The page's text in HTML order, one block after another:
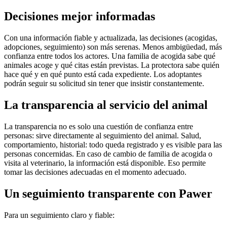
Decisiones mejor informadas
Con una información fiable y actualizada, las decisiones (acogidas,
adopciones, seguimiento) son más serenas. Menos ambigüedad, más
confianza entre todos los actores. Una familia de acogida sabe qué
animales acoge y qué citas están previstas. La protectora sabe quién
hace qué y en qué punto está cada expediente. Los adoptantes
podrán seguir su solicitud sin tener que insistir constantemente.
La transparencia al servicio del animal
La transparencia no es solo una cuestión de confianza entre
personas: sirve directamente al seguimiento del animal. Salud,
comportamiento, historial: todo queda registrado y es visible para las
personas concernidas. En caso de cambio de familia de acogida o
visita al veterinario, la información está disponible. Eso permite
tomar las decisiones adecuadas en el momento adecuado.
Un seguimiento transparente con Pawer
Para un seguimiento claro y fiable: